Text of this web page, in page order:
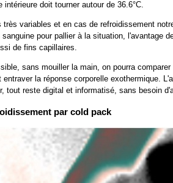
doit tourner autour de 36.6°C.
variables et en cas de refroidissement
pour pallier à la situation,
de fins capillaires.
sans mouiller la main, on pourra
la réponse corporelle exothermique.
tout reste digital et informatisé, sans besoin
par cold pack